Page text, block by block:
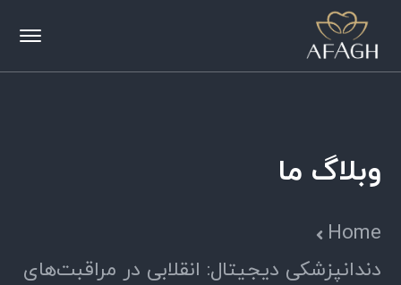
وبلاگ ما
Home
دندانپزشکی دیجیتال: انقلابی در مراقبت‌های